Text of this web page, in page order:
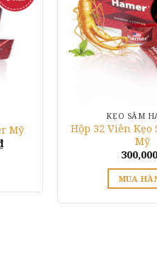
Mỹ
Giá
hiện
KẸO SÂM
Hộp 32 Viên Kẹo
Mỹ
MUA